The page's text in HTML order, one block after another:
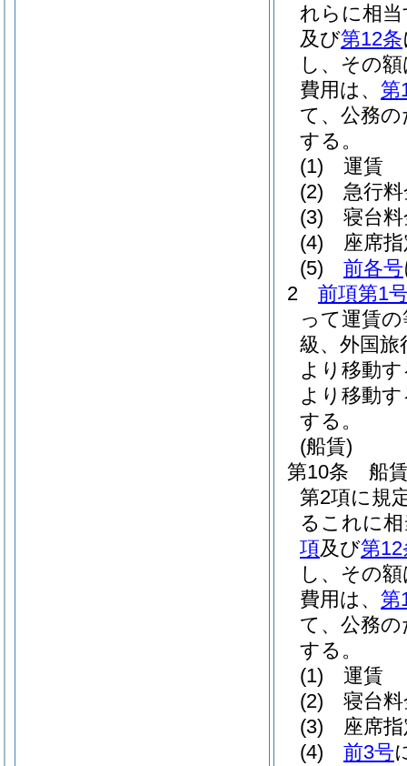
れらに相
及び第12条
し、その
費用は、 第
て、公務
する。
(1)
運賃
(2)
急行
(3)
寝台
(4)
座席
(5)
前各号
2
前項第1
って運賃
級、外国
より移動
より移動
する。
(船賃)
第10条
船
第2項に規
るこれに
項及び第12
し、その
費用は、 第
て、公務
する。
(1)
運賃
(2)
寝台
(3)
座席
(4)
前3号